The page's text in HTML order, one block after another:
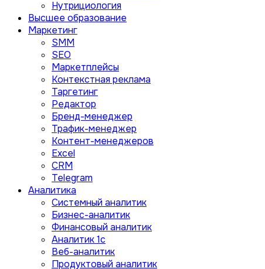
Нутрициология
Высшее образование
Маркетинг
SMM
SEO
Маркетплейсы
Контекстная реклама
Таргетинг
Редактор
Бренд-менеджер
Трафик-менеджер
Контент-менеджеров
Excel
CRM
Telegram
Аналитика
Системный аналитик
Бизнес-аналитик
Финансовый аналитик
Aналитик 1с
Веб-аналитик
Продуктовый аналитик